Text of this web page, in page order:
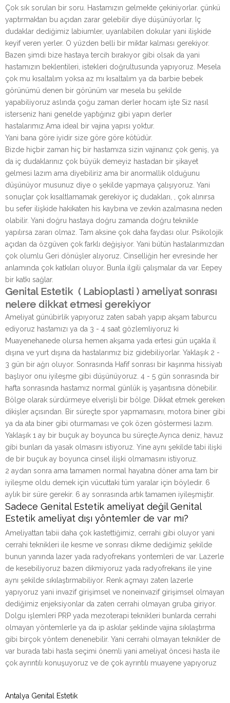
Çok sık sorulan bir soru. Hastamızın gelmekte çekiniyorlar. çünkü
yaptırmaktan bu açıdan zarar gelebilir diye düşünüyorlar. Iç
dudaklar dediğimiz labiumler, uyarılabilen dokular yani ilişkide
keyif veren yerler. O yüzden belli bir miktar kalması gerekiyor.
Bazen şimdi bize hastaya tercih bırakıyor gibi olsak da yani
hastamızın beklentileri, istekleri doğrultusunda yapıyoruz. Mesela
çok mu kısaltalım yoksa az mı kısaltalım ya da barbie bebek
görünümü denen bir görünüm var mesela bu şekilde
yapabiliyoruz aslında çoğu zaman derler hocam işte Siz nasıl
isterseniz hani genelde yaptığınız gibi yapın derler
hastalarımız.Ama ideal bir vajina yapısı yoktur.
Yani bana göre iyidir size göre göre kötüdür.
Bizde hiçbir zaman hiç bir hastamıza sizin vajinanız çok geniş, ya
da iç dudaklarınız çok büyük demeyiz hastadan bir şikayet
gelmesi lazım ama diyebiliriz ama bir anormallik olduğunu
düşünüyor musunuz diye o şekilde yapmaya çalışıyoruz. Yani
sonuçlar çok kısaltlamamak gerekiyor iç dudakları, , çok alınırsa
bu sefer ilişkide hakikaten his kaybına ve zevkin azalmasına neden
olabilir. Yani doğru hastaya doğru zamanda doğru teknikle
yapılırsa zararı olmaz. Tam aksine çok daha faydası olur. Psikolojik
açıdan da özgüven çok farklı değişiyor. Yani bütün hastalarımızdan
çok olumlu Geri dönüşler alıyoruz. Cinselliğin her evresinde her
anlamında çok katkıları oluyor. Bunla ilgili çalışmalar da var. Eepey
bir katkı sağlar.
Genital Estetik ( Labioplasti ) ameliyat sonrası
nelere dikkat etmesi gerekiyor
Ameliyat günübirlik yapıyoruz zaten sabah yapıp akşam taburcu
ediyoruz hastamızı ya da 3 - 4 saat gözlemliyoruz ki
Muayenehanede olursa hemen akşama yada ertesi gün uçakla il
dışına ve yurt dışına da hastalarımız biz gidebiliyorlar. Yaklaşık 2 -
3 gün bir ağrı oluyor. Sonrasında Hafif sonrası bir kaşınma hissiyatı
başlıyor onu iyileşme gibi düşünüyoruz. 4 - 5 gün sonrasında bir
hafta sonrasında hastamız normal günlük iş yaşantısına dönebilir.
Bölge olarak sürdürmeye elverişli bir bölge. Dikkat etmek gereken
dikişler açısından. Bir süreçte spor yapmamasını, motora biner gibi
ya da ata biner gibi oturmaması ve çok özen göstermesi lazım.
Yaklaşık 1 ay bir buçuk ay boyunca bu süreçte.Ayrıca deniz, havuz
gibi bunları da yasak olmasını istiyoruz. Yine aynı şekilde tabi ilişki
de bir buçuk ay boyunca cinsel ilişki olmamasını istiyoruz.
2 aydan sonra ama tamamen normal hayatına döner ama tam bir
iyileşme oldu demek için vücuttaki tüm yaralar için böyledir. 6
aylık bir süre gerekir. 6 ay sonrasında artık tamamen iyileşmiştir.
Sadece Genital Estetik ameliyat değil Genital
Estetik ameliyat dışı yöntemler de var mı?
Ameliyattan tabii daha çok kastettiğimiz, cerrahi gibi oluyor yani
cerrahi teknikleri ile kesme ve sonrası dikme dediğimiz şekilde
bunun yanında lazer yada radyofrekans yontemleri de var. Lazerle
de kesebiliyoruz bazen dikmiyoruz yada radyofrekans ile yine
aynı şekilde sıkılaştırmabiliyor. Renk açmayı zaten lazerle
yapıyoruz yani invazif girişimsel ve noneinvazif girişimsel olmayan
dediğimiz enjeksiyonlar da zaten cerrahi olmayan gruba giriyor.
Dolgu işlemleri PRP yada mezoterapi teknikleri bunlarda cerrahi
olmayan yöntemlerle ya da ip askılar şeklinde vajina sıkılaştırma
gibi birçok yöntem denenebilir. Yani cerrahi olmayan teknikler de
var burada tabi hasta seçimi önemli yani ameliyat öncesi hasta ile
çok ayrıntılı konuşuyoruz ve de çok ayrıntılı muayene yapıyoruz
Antalya Genital Estetik